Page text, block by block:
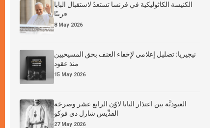
الكنيسة الكاثوليكية في فرنسا تستعدّ لاستقبال البابا
قريبًا
8 May 2026
نيجيريا: تضليل إعلامي لإخفاء العنف بحق المسيحيين
منذ عقود
15 May 2026
العبوديَّة بين اعتذار البابا لاوُن الرابع عشر وصرخة
القدِّيس شارل دي فوكو
27 May 2026